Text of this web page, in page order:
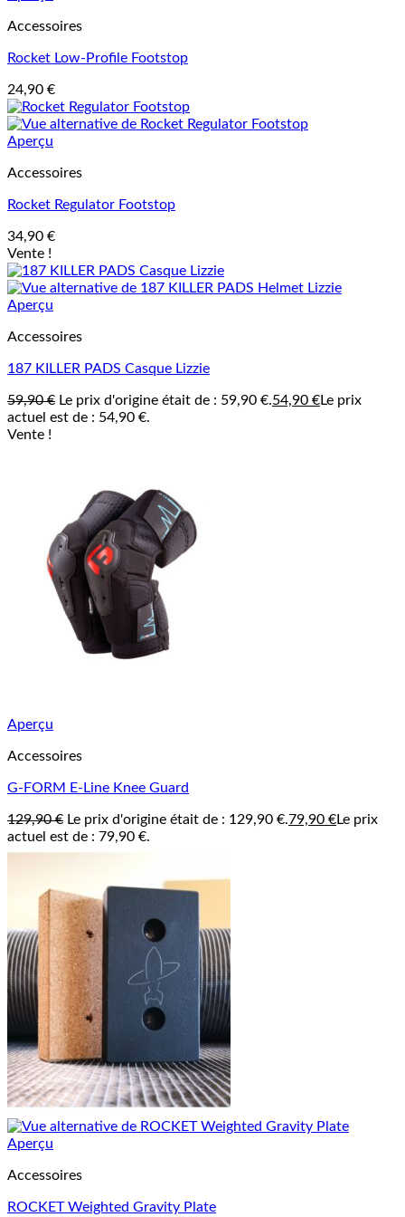
Accessoires
Rocket Low-Profile Footstop
24,90 €
Aperçu
Accessoires
Rocket Regulator Footstop
34,90 €
Vente !
Aperçu
Accessoires
187 KILLER PADS Casque Lizzie
59,90€ Le prix d'origine était de : 59,90 €.54,90 €Le prix
actuel est de : 54,90 €.
Vente !
Aperçu
Accessoires
G-FORM E-Line Knee Guard
129,90€ Le prix d'origine était de : 129,90 €.79,90 €Le prix
actuel est de : 79,90 €.
Aperçu
Accessoires
ROCKET Weighted Gravity Plate